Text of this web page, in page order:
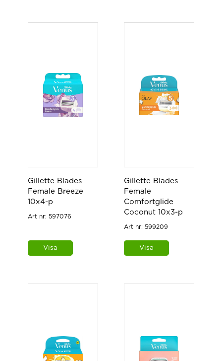
Gillette Blades
Female Breeze
10x4-p
Art nr: 597076
Visa
Gillette Blades
Female
Comfortglide
Coconut 10x3-p
Art nr: 599209
Visa